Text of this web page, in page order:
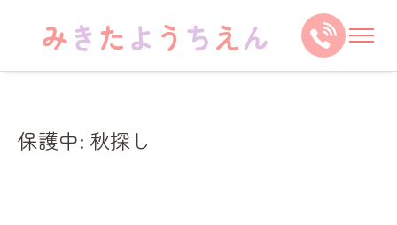
保護中: 秋探し